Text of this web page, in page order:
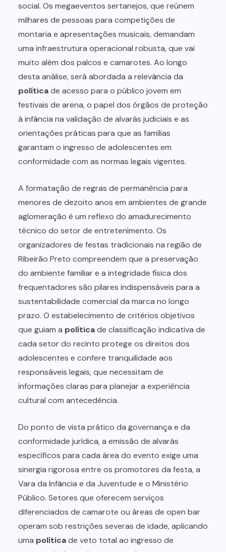
social. Os megaeventos sertanejos, que reúnem
milhares de pessoas para competições de
montaria e apresentações musicais, demandam
uma infraestrutura operacional robusta, que vai
muito além dos palcos e camarotes. Ao longo
desta análise, será abordada a relevância da
políticade acesso para o público jovem em
festivais de arena, o papel dos órgãos de proteção
à infância na validação de alvarás judiciais e as
orientações práticas para que as famílias
garantam o ingresso de adolescentes em
conformidade com as normas legais vigentes.
A formatação de regras de permanência para
menores de dezoito anos em ambientes de grande
aglomeração é um reflexo do amadurecimento
técnico do setor de entretenimento. Os
organizadores de festas tradicionais na região de
Ribeirão Preto compreendem que a preservação
do ambiente familiar e a integridade física dos
frequentadores são pilares indispensáveis para a
sustentabilidade comercial da marca no longo
prazo. O estabelecimento de critérios objetivos
que guiam a políticade classificação indicativa de
cada setor do recinto protege os direitos dos
adolescentes e confere tranquilidade aos
responsáveis legais, que necessitam de
informações claras para planejar a experiência
cultural com antecedência.
Do ponto de vista prático da governança e da
conformidade jurídica, a emissão de alvarás
específicos para cada área do evento exige uma
sinergia rigorosa entre os promotores da festa, a
Vara da Infância e da Juventude e o Ministério
Público. Setores que oferecem serviços
diferenciados de camarote ou áreas de open bar
operam sob restrições severas de idade, aplicando
uma políticade veto total ao ingresso de